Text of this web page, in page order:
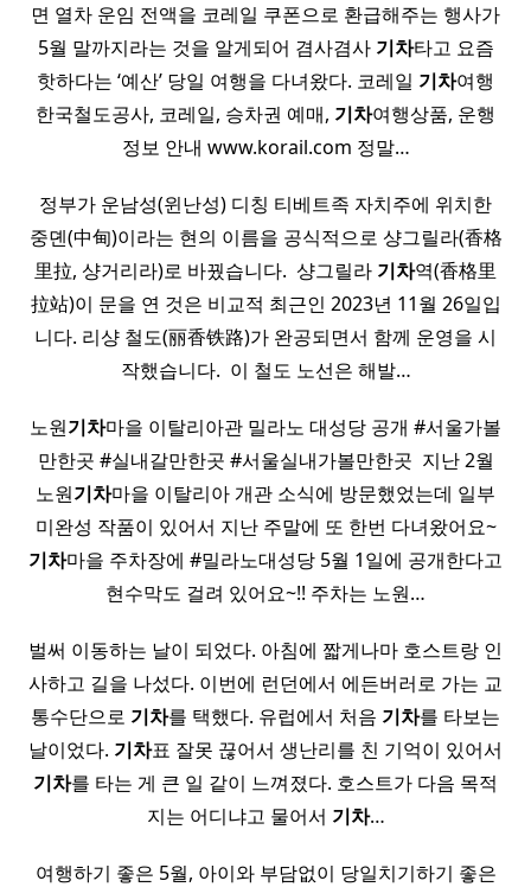
면 열차 운임 전액을 코레일 쿠폰으로 환급해주는 행사가
5월 말까지라는 것을 알게되어 겸사겸사 기차타고 요즘
핫하다는 ‘예산’ 당일 여행을 다녀왔다. 코레일 기차여행
한국철도공사, 코레일, 승차권 예매, 기차여행상품, 운행
정보 안내 www.korail.com 정말…
정부가 운남성(윈난성) 디칭 티베트족 자치주에 위치한
중뎬(中甸)이라는 현의 이름을 공식적으로 샹그릴라(香格
里拉, 샹거리라)로 바꿨습니다. ​ 샹그릴라 기차역(香格里
拉站)이 문을 연 것은 비교적 최근인 2023년 11월 26일입
니다. 리샹 철도(丽香铁路)가 완공되면서 함께 운영을 시
작했습니다. ​ 이 철도 노선은 해발…
노원기차마을 이탈리아관 밀라노 대성당 공개 #서울가볼
만한곳 #실내갈만한곳 #서울실내가볼만한곳 ​ 지난 2월
노원기차마을 이탈리아 개관 소식에 방문했었는데 일부
미완성 작품이 있어서 지난 주말에 또 한번 다녀왔어요~
기차마을 주차장에 #밀라노대성당 5월 1일에 공개한다고
현수막도 걸려 있어요~!! 주차는 노원…
벌써 이동하는 날이 되었다. 아침에 짧게나마 호스트랑 인
사하고 길을 나섰다. 이번에 런던에서 에든버러로 가는 교
통수단으로 기차를 택했다. 유럽에서 처음 기차를 타보는
날이었다. 기차표 잘못 끊어서 생난리를 친 기억이 있어서
기차를 타는 게 큰 일 같이 느껴졌다. 호스트가 다음 목적
지는 어디냐고 물어서 기차…
여행하기 좋은 5월, 아이와 부담없이 당일치기하기 좋은